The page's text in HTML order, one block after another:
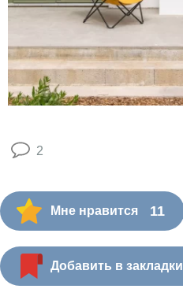
2
Мне нравится 11
Добавить в закладки